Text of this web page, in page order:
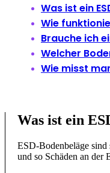
Was ist ein
Wie
Brauche ich
Welcher
Wie misst
Was ist ein
ESD-Bodenbeläge sind
und so Schäden an